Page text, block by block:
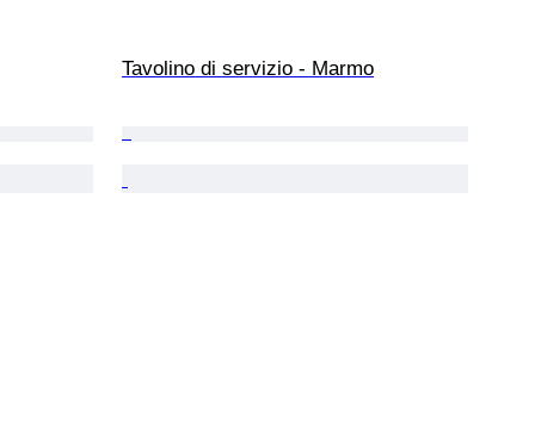
Tavolino di servizio - Marmo